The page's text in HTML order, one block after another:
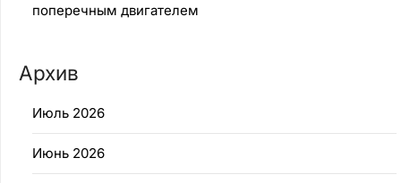
поперечным двигателем
Архив
Июль 2026
Июнь 2026